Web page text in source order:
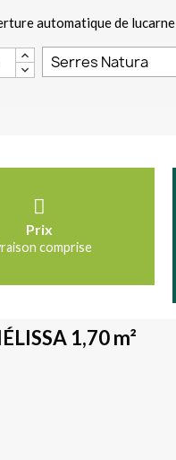
automatique de lucarne
Prix
comprise
1,70 m²